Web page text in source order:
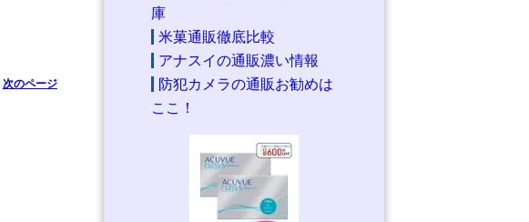
次のページ
庫
米菓通販徹底比較
アナスイの通販濃い情報
防犯カメラの通販お勧めは
ここ！